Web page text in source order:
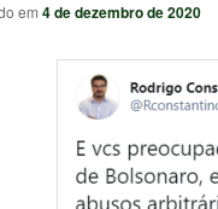
em 4 de dezembro de 2020